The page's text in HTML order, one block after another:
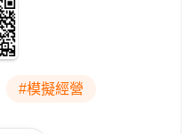
#模擬經營